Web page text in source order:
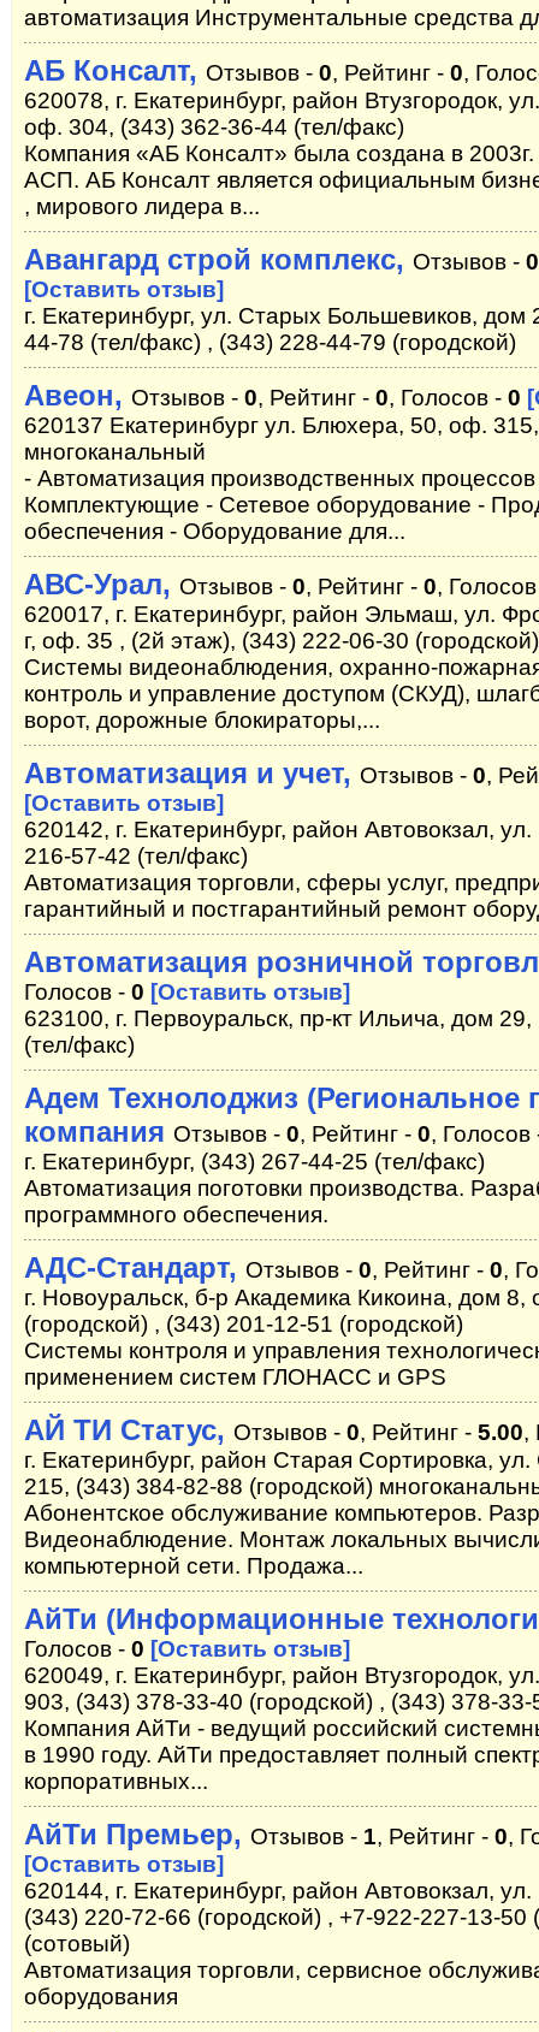
автоматизация Инструментальные средства
АБ Консалт, Отзывов - 0, Рейтинг - 0,
620078, г. Екатеринбург, район Втузгородок,
оф. 304, (343) 362-36-44 (тел/факс)
Компания «АБ Консалт» была создана в
АСП. АБ Консалт является официальным
, мирового лидера в...
Авангард строй комплекс, Отзывов - 0
[Оставить отзыв]
г. Екатеринбург, ул. Старых Большевиков,
44-78 (тел/факс) , (343) 228-44-79 (городской)
Авеон, Отзывов - 0, Рейтинг - 0, Голосов - 0
620137 Екатеринбург ул. Блюхера, 50, оф.
многоканальный
- Автоматизация производственных
Комплектующие - Сетевое оборудование -
обеспечения - Оборудование для...
АВС-Урал, Отзывов - 0, Рейтинг - 0,
620017, г. Екатеринбург, район Эльмаш, ул.
г, оф. 35 , (2й этаж), (343) 222-06-30
Системы видеонаблюдения, охранно-
контроль и управление доступом (СКУД),
ворот, дорожные блокираторы,...
Автоматизация и учет, Отзывов - 0,
[Оставить отзыв]
620142, г. Екатеринбург, район Автовокзал,
216-57-42 (тел/факс)
Автоматизация торговли, сферы услуг,
гарантийный и постгарантийный ремонт
Автоматизация розничной
Голосов - 0 [Оставить отзыв]
623100, г. Первоуральск, пр-кт Ильича, дом
(тел/факс)
Адем Технолоджиз (Региональное
компания Отзывов - 0, Рейтинг - 0,
г. Екатеринбург, (343) 267-44-25 (тел/факс)
Автоматизация поготовки производства.
программного обеспечения.
АДС-Стандарт, Отзывов - 0, Рейтинг - 0,
г. Новоуральск, б-р Академика Кикоина, дом
(городской) , (343) 201-12-51 (городской)
Системы контроля и управления
применением систем ГЛОНАСС и GPS
АЙ ТИ Статус, Отзывов - 0, Рейтинг - 5.00,
г. Екатеринбург, район Старая Сортировка,
215, (343) 384-82-88 (городской)
Абонентское обслуживание компьютеров.
Видеонаблюдение. Монтаж локальных
компьютерной сети. Продажа...
АйТи (Информационные
Голосов - 0 [Оставить отзыв]
620049, г. Екатеринбург, район Втузгородок,
903, (343) 378-33-40 (городской) , (343) 378-
Компания АйТи - ведущий российский
в 1990 году. АйТи предоставляет полный
корпоративных...
АйТи Премьер, Отзывов - 1, Рейтинг - 0,
[Оставить отзыв]
620144, г. Екатеринбург, район Автовокзал,
(343) 220-72-66 (городской) , +7-922-227-13-
(сотовый)
Автоматизация торговли, сервисное
оборудования